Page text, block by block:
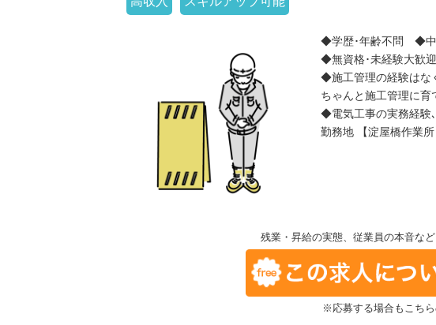
◆学歴･年齢不問 ◆中
◆無資格･未経験大歓迎
◆施工管理の経験はな
ちゃんと施工管理に育
◆電気工事の実務経験
勤務地 【淀屋橋作業
残業・昇給の実態、従業員の本音な
※応募する場合もこち